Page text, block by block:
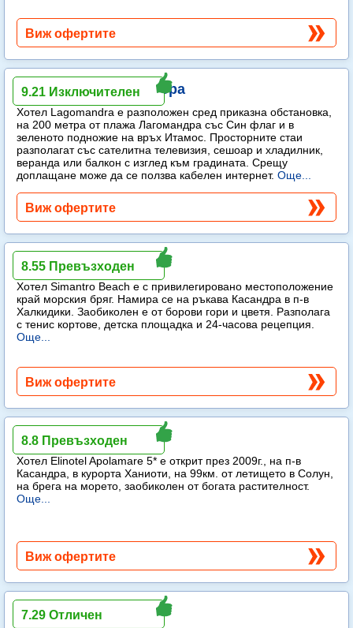
Виж офертите
Lagomandra Hotel & Spa
Хотел Lagomandra е разположен сред приказна обстановка,
на 200 метра от плажа Лагомандра със Син флаг и в
зеленото подножие на връх Итамос. Просторните стаи
разполагат със сателитна телевизия, сешоар и хладилник,
веранда или балкон с изглед към градината. Срещу
доплащане може да се ползва кабелен интернет. Още...
9.21 Изключителен
Виж офертите
Simantro Beach
Хотел Simantro Beach е с привилегировано местоположение
край морския бряг. Намира се на ръкава Касандра в п-в
Халкидики. Заобиколен е от борови гори и цветя. Разполага
с тенис кортове, детска площадка и 24-часова рецепция.
Още...
8.55 Превъзходен
Виж офертите
Elinotel Apolamare
Хотел Elinotel Apolamare 5* е открит през 2009г., на п-в
Касандра, в курорта Ханиоти, на 99км. от летището в Солун,
на брега на морето, заобиколен от богата растителност.
Още...
8.8 Превъзходен
Виж офертите
Elinotel Polis
7.29 Отличен